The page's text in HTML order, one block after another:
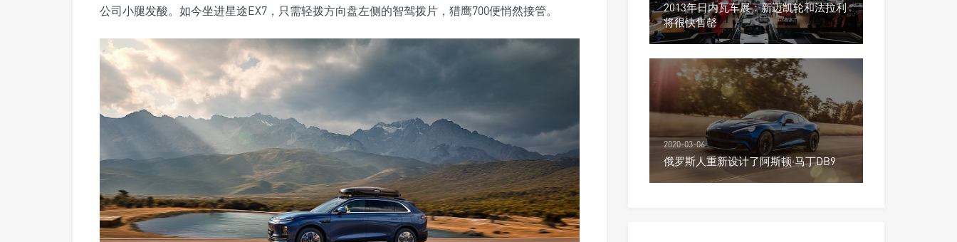
公司小腿发酸。如今坐进星途EX7，只需轻拨方向盘左侧的智驾拨片，猎鹰700便悄然接管。
2013年日内瓦车展：新迈凯轮和法拉利
将很快售罄
2020-03-06
俄罗斯人重新设计了阿斯顿·马丁DB9